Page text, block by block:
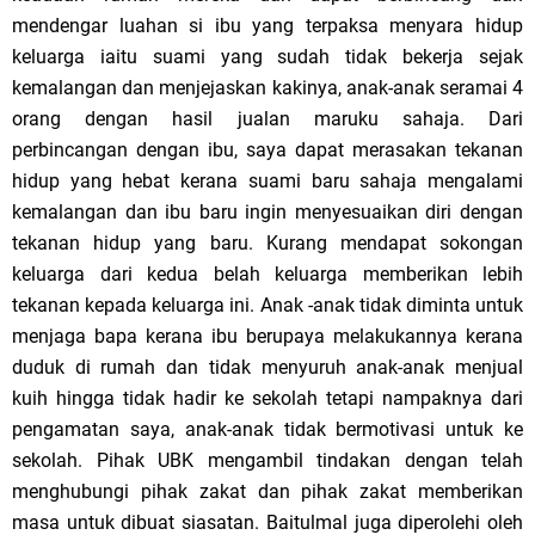
mendengar luahan si ibu yang terpaksa menyara hidup
keluarga iaitu suami yang sudah tidak bekerja sejak
kemalangan dan menjejaskan kakinya, anak-anak seramai 4
orang dengan hasil jualan maruku sahaja. Dari
perbincangan dengan ibu, saya dapat merasakan tekanan
hidup yang hebat kerana suami baru sahaja mengalami
kemalangan dan ibu baru ingin menyesuaikan diri dengan
tekanan hidup yang baru. Kurang mendapat sokongan
keluarga dari kedua belah keluarga memberikan lebih
tekanan kepada keluarga ini. Anak -anak tidak diminta untuk
menjaga bapa kerana ibu berupaya melakukannya kerana
duduk di rumah dan tidak menyuruh anak-anak menjual
kuih hingga tidak hadir ke sekolah tetapi nampaknya dari
pengamatan saya, anak-anak tidak bermotivasi untuk ke
sekolah. Pihak UBK mengambil tindakan dengan telah
menghubungi pihak zakat dan pihak zakat memberikan
masa untuk dibuat siasatan. Baitulmal juga diperolehi oleh